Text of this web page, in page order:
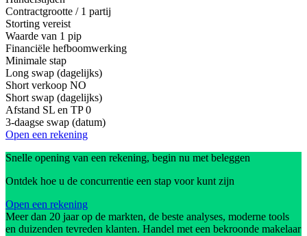
Contractgrootte / 1 partij
Storting vereist
Waarde van 1 pip
Financiële hefboomwerking
Minimale stap
Long swap (dagelijks)
Short verkoop NO
Short swap (dagelijks)
Afstand SL en TP 0
3-daagse swap (datum)
Open een rekening
Snelle opening van een rekening, begin nu met beleggen
Ontdek hoe u de concurrentie een stap voor kunt zijn
Open een rekening
Meer dan 20 jaar op de markten, de beste analyses, moderne tools
en duizenden tevreden klanten. Handel met een bekroonde makelaar